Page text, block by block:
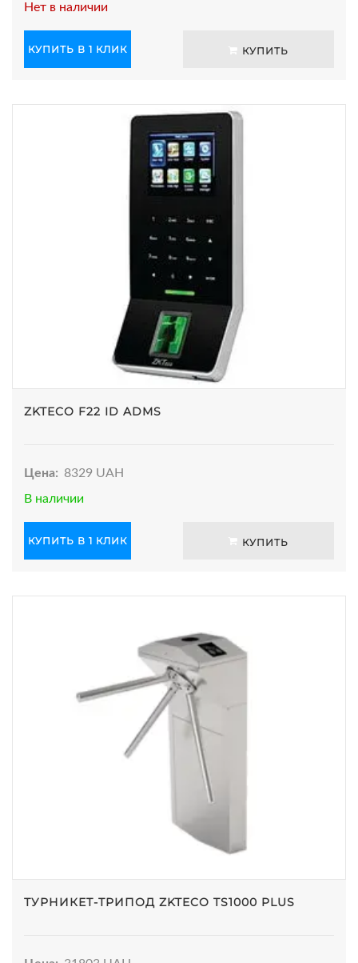
Нет в наличии
КУПИТЬ В 1 КЛИК КУПИТЬ
ZKTECO F22 ID ADMS
Цена: 8329 UAH
В наличии
КУПИТЬ В 1 КЛИК КУПИТЬ
ТУРНИКЕТ-ТРИПОД ZKTECO TS1000 PLUS